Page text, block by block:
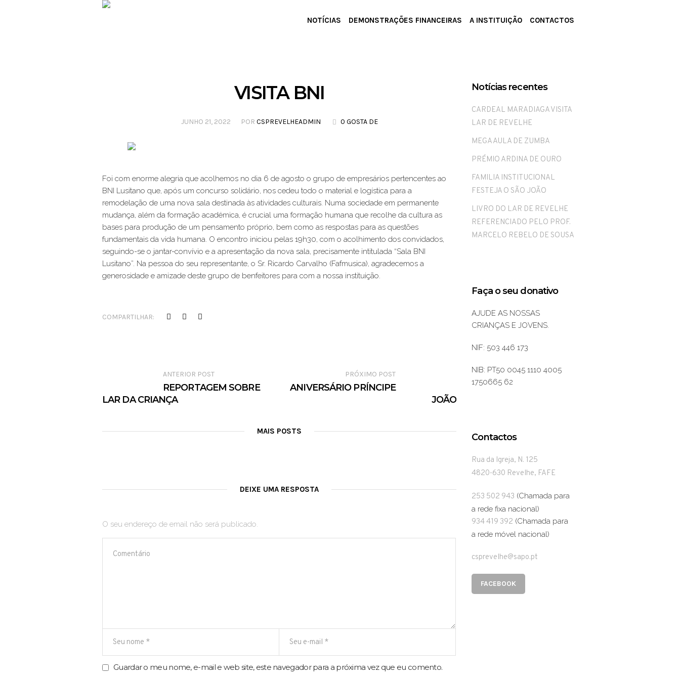
NOTÍCIAS DEMONSTRAÇÕES FINANCEIRAS A INSTITUIÇÃO CONTACTOS
VISITA BNI
JUNHO 21, 2022 POR CSPREVELHEADMIN 0 GOSTA DE
Foi com enorme alegria que acolhemos no dia 6 de agosto o grupo de empresários pertencentes ao
BNI Lusitano que, após um concurso solidário, nos cedeu todo o material e logística para a
remodelação de uma nova sala destinada às atividades culturais. Numa sociedade em permanente
mudança, além da formação académica, é crucial uma formação humana que recolhe da cultura as
bases para produção de um pensamento próprio, bem como as respostas para as questões
fundamentais da vida humana. O encontro iniciou pelas 19h30, com o acolhimento dos convidados,
seguindo-se o jantar-convívio e a apresentação da nova sala, precisamente intitulada “Sala BNI
Lusitano”. Na pessoa do seu representante, o Sr. Ricardo Carvalho (Fafmusica), agradecemos a
generosidade e amizade deste grupo de benfeitores para com a nossa instituição.
COMPARTILHAR:
ANTERIOR POST
REPORTAGEM SOBRE
LAR DA CRIANÇA
PRÓXIMO POST
ANIVERSÁRIO PRÍNCIPE
JOÃO
MAIS POSTS
DEIXE UMA RESPOSTA
O seu endereço de email não será publicado.
Guardar o meu nome, e-mail e web site, este navegador para a próxima vez que eu comento.
Notícias recentes
CARDEAL MARADIAGA VISITA
LAR DE REVELHE
MEGA AULA DE ZUMBA
PRÉMIO ARDINA DE OURO
FAMILIA INSTITUCIONAL
FESTEJA O SÃO JOÃO
LIVRO DO LAR DE REVELHE
REFERENCIADO PELO PROF.
MARCELO REBELO DE SOUSA
Faça o seu donativo
AJUDE AS NOSSAS
CRIANÇAS E JOVENS.
NIF: 503 446 173
NIB: PT50 0045 1110 4005
1750665 62
Contactos
Rua da Igreja, N. 125
4820-630 Revelhe, FAFE
253 502 943 (Chamada para
a rede fixa nacional)
934 419 392 (Chamada para
a rede móvel nacional)
csprevelhe@sapo.pt
FACEBOOK